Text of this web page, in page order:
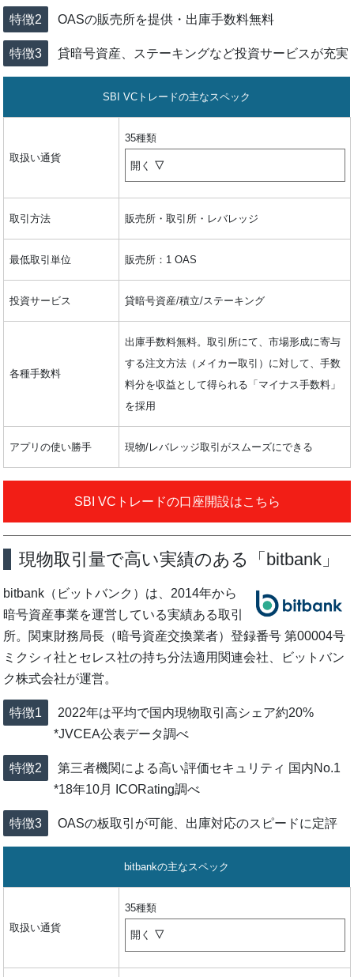
OASの販売所を提供・出庫手数料無料
貸暗号資産、ステーキングなど投資サービスが充実
SBI VCトレードの主なスペック
取扱い通貨
35種類
開く
取引方法 販売所・取引所・レバレッジ
最低取引単位 販売所：1 OAS
投資サービス 貸暗号資産/積立/ステーキング
各種手数料
出庫手数料無料。取引所にて、市場形成に寄与
する注文方法（メイカー取引）に対して、手数
料分を収益として得られる「マイナス手数料」
を採用
アプリの使い勝手 現物/レバレッジ取引がスムーズにできる
SBI VCトレードの口座開設はこちら
現物取引量で高い実績のある「bitbank」
bitbank（ビットバンク）は、2014年から
暗号資産事業を運営している実績ある取引
所。関東財務局長（暗号資産交換業者）登録番号 第00004号
ミクシィ社とセレス社の持ち分法適用関連会社、ビットバン
ク株式会社が運営。
2022年は平均で国内現物取引高シェア約20%
*JVCEA公表データ調べ
第三者機関による高い評価セキュリティ 国内No.1
*18年10月 ICORating調べ
OASの板取引が可能、出庫対応のスピードに定評
bitbankの主なスペック
取扱い通貨
35種類
開く